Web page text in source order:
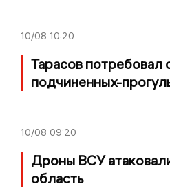
10/08 10:20
Тарасов потребовал
подчиненных-
10/08 09:20
Дроны ВСУ
область